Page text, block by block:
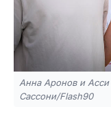
Анна Аронов и
Сассони/Flash90